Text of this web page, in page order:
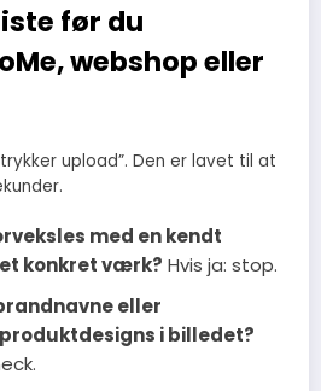
før du
webshop eller
upload”. Den er lavet til at
med en kendt
konkret værk? Hvis ja: stop.
eller
i billedet?